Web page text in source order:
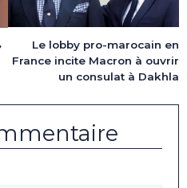
Le lobby pro-marocain en
France incite Macron à ouvrir
un consulat à Dakhla